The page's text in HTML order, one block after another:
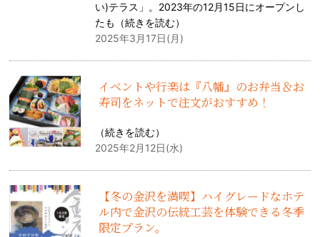
い)テラス」。2023年の12月15日にオープンし
たも（続きを読む）
2025年3月17日(月)
イベントや行楽は『八幡』のお弁当＆お
寿司をネットで注文がおすすめ！
（続きを読む）
2025年2月12日(水)
【冬の金沢を満喫】ハイグレードなホテ
ル内で金沢の伝統工芸を体験できる冬季
限定プラン。